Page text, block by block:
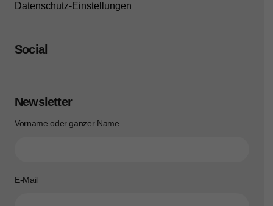
Datenschutz-Einstellungen
Social
Newsletter
Vorname oder ganzer Name
E-Mail